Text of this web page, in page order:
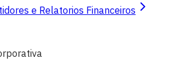
e Relatorios Financeiros